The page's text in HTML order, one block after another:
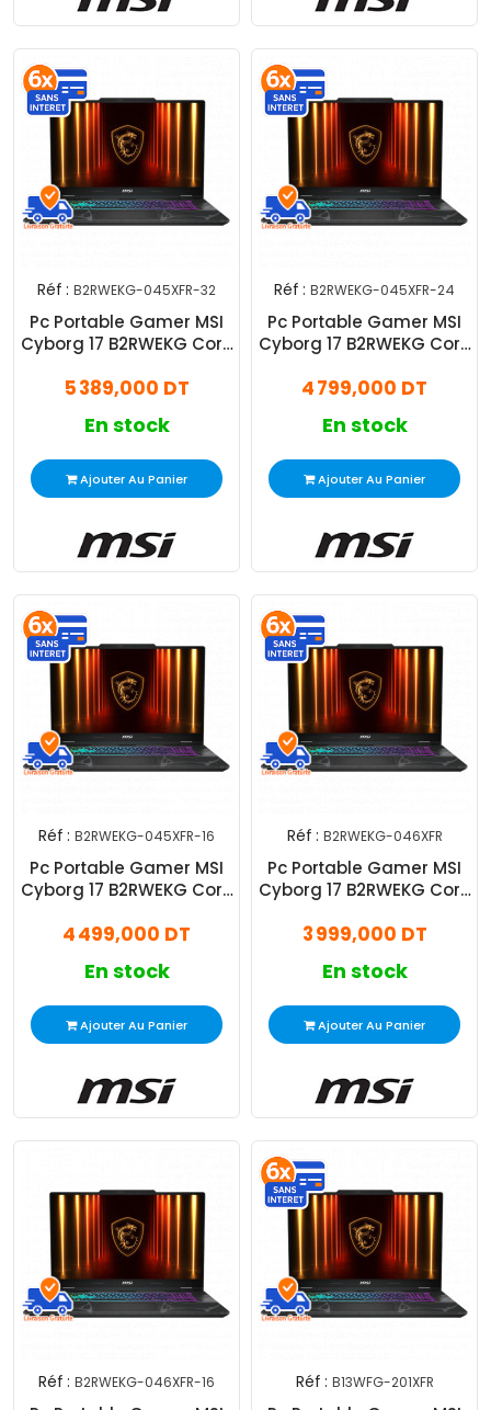
Réf : B2RWEKG-045XFR-32
Pc Portable Gamer MSI
Cyborg 17 B2RWEKG Core
RTX 5050
5 389,000 DT
En stock
Ajouter Au Panier
Réf : B2RWEKG-045XFR-24
Pc Portable Gamer MSI
Cyborg 17 B2RWEKG Core
RTX 5050
4 799,000 DT
En stock
Ajouter Au Panier
Réf : B2RWEKG-045XFR-16
Pc Portable Gamer MSI
Cyborg 17 B2RWEKG Core
RTX 5050
4 499,000 DT
En stock
Ajouter Au Panier
Réf : B2RWEKG-046XFR
Pc Portable Gamer MSI
Cyborg 17 B2RWEKG Core
RTX 5050
3 999,000 DT
En stock
Ajouter Au Panier
Réf : B2RWEKG-046XFR-16 Réf : B13WFG-201XFR